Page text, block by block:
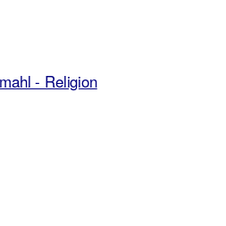
- Religion